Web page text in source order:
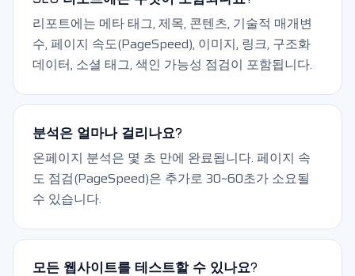
리포트에는 메타 태그, 제목, 콘텐츠, 기술적 매개변
수, 페이지 속도(PageSpeed), 이미지, 링크, 구조화
데이터, 소셜 태그, 색인 가능성 점검이 포함됩니다.
분석은 얼마나 걸리나요?
온페이지 분석은 몇 초 만에 완료됩니다. 페이지 속
도 점검(PageSpeed)은 추가로 30~60초가 소요될
수 있습니다.
모든 웹사이트를 테스트할 수 있나요?